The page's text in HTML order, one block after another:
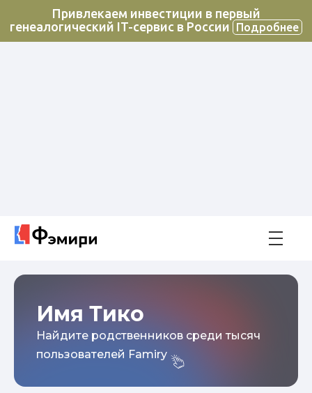
Привлекаем инвестиции в первый
генеалогический IT-сервис в России
Подробнее
Имя Тико
Найдите родственников среди тысяч
пользователей Famiry